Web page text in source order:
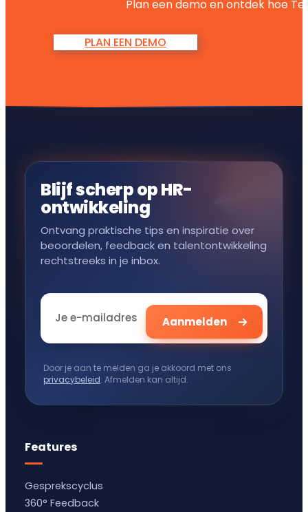
Plan een demo en ontdek hoe
PLAN EEN DEMO
Blijf scherp op HR-
ontwikkeling
Ontvang praktische tips en inspiratie over
beoordelen, feedback en talentontwikkeling
rechtstreeks in je inbox.
Door je aan te melden ga je akkoord met ons
privacybeleid. Afmelden kan altijd.
Features
Gesprekscyclus
360° Feedback